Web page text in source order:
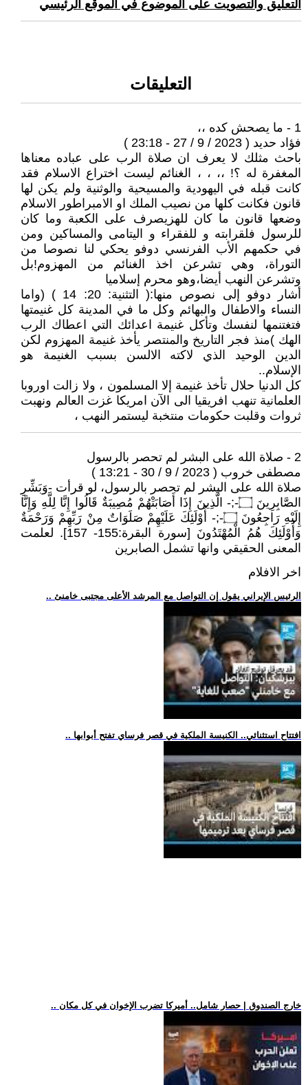
التعليق والتصويت على الموضوع في الموقع الرئيسي
التعليقات
1 - ما يصحش كده ،،
فؤاد حديد ( 2023 / 9 / 27 - 23:18 )
باحث مثلك لا يعرف ان صلاة الرب على عباده معناها
المغفرة له ؟! ،، ، ، الغنائم ليست اختراع الاسلام فقد
كانت قبله في اليهودية والمسيحية والوثنية ولم يكن لها
قانون فكانت كلها من نصيب الملك او الامبراطور الاسلام
وضعها قانون ما كان للهزيصرف على الكعبة وما كان
للرسول فلقرابته و للفقراء و اليتامى والمساكين ومن
في حكمهم الأب الفرنسي دوفو يحكي لنا نصوصا من
التوراة، وهي تشرعن اخذ الغنائم من المهزوم!بل
وتشرعن النهب أيضا،وهو محرم إسلاميا
‏أشار دوفو إلى نصوص منها:‏( التثنية: 20: 14 ) (واما
النساء والاطفال والبهائم وكل ما في المدينة كل غنيمتها
فتغتنمها لنفسك وتأكل غنيمة اعدائك التي اعطاك الرب
الهك )منذ فجر التاريخ والمنتصر يأخذ غنيمة المهزوم لكن
الدين الوحيد الذي لاكته الالسن بسبب الغنيمة هو
الإسلام..
‏كل الدنيا حلال تأخذ غنيمة إلا المسلمون ، ولا زالت اوروبا
العلمانية تنهب افريقيا الى الآن امريكا غزت العالم ونهبت
ثروات وقلبت حكومات منتخبة ليستمر النهب ،
2 - صلاة الله على البشر لم تحصر بالرسول
مصطفى خروب ( 2023 / 9 / 30 - 13:21 )
صلاة الله على البشر لم تحصر بالرسول، لو قرأت -وَبَشِّرِ
الصَّابِرِينَ ۝-;- الَّذِينَ إِذَا أَصَابَتْهُمْ مُصِيبَةٌ قَالُوا إِنَّا لِلَّهِ وَإِنَّا
إِلَيْهِ رَاجِعُونَ ۝-;- أُوْلَئِكَ عَلَيْهِمْ صَلَوَاتٌ مِنْ رَبِّهِمْ وَرَحْمَةٌ
وَأُوْلَئِكَ هُمُ الْمُهْتَدُونَ [سورة البقرة:155- 157]. لعلمت
المعنى الحقيقي وانها تشمل الصابرين
اخر الافلام
.. الرئيس الإيراني يقول إن التواصل مع المرشد الأعلى مجتبى خامنئ
.. افتتاح استثنائي.. الكنيسة الملكية في قصر فرساي تفتح أبوابها
.. خارج الصندوق | حصار شامل.. أميركا تضرب الإخوان في كل مكان